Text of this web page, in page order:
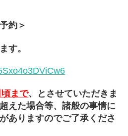
約＞
す。
まで、とさせていただきま
えた場合等、諸般の事情に
ありますのでご了承くださ